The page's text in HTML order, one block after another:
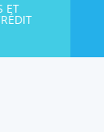
ET